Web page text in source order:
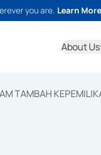
you are. Learn More
About Us
TAMBAH